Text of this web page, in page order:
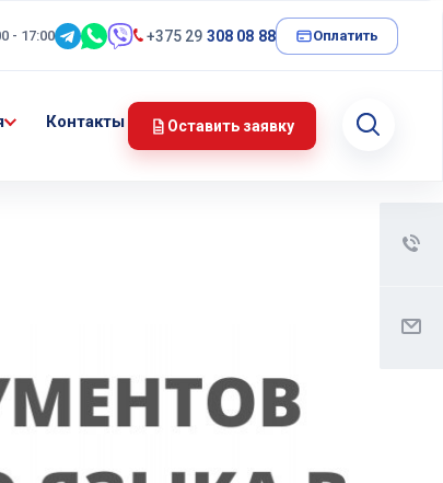
- 17:00 +375 29 308 08 88 Оплатить
Оставить заявку
Контакты